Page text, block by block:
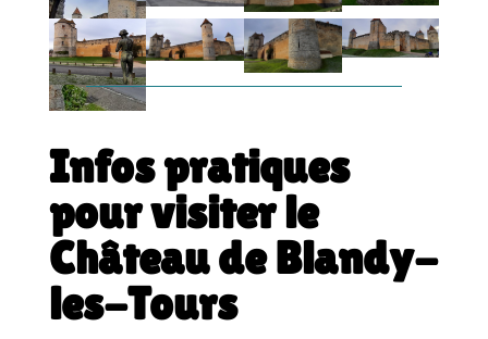
Infos pratiques
pour visiter le
Château de Blandy-
les-Tours